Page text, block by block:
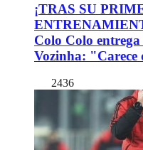
¡TRAS SU
Colo Colo entrega
Vozinha:
2436